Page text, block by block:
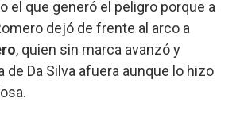
el que generó el peligro porque a
dejó de frente al arco a
, quien sin marca avanzó y
de Da Silva afuera aunque lo hizo